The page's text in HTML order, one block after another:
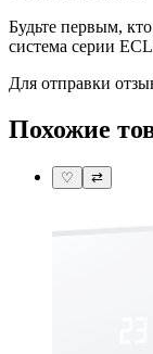
Будьте первым,
система серии
Для отправки
Похожие
♡ ⇄